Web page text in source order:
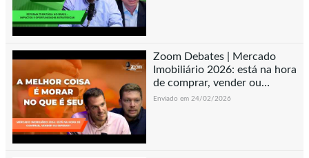
Zoom Debates | Mercado
Imobiliário 2026: está na hora
de comprar, vender ou
esperar?
Enviado em 24/02/2026